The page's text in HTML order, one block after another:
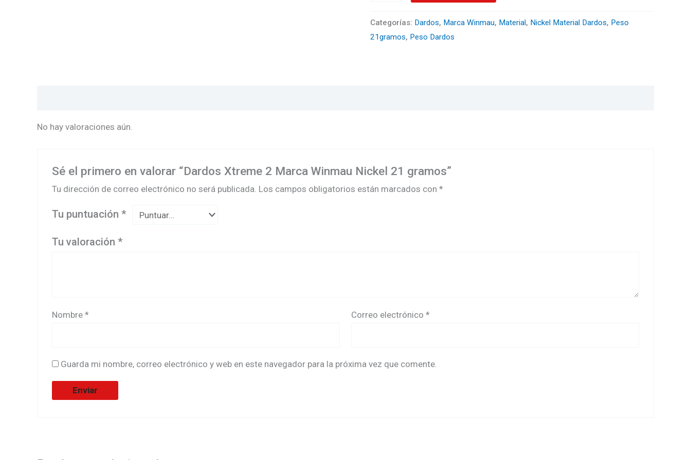
Categorías: Dardos, Marca Winmau, Material , Nickel Material Dardos, Peso
21gramos, Peso Dardos
No hay valoraciones aún.
Sé el primero en valorar “Dardos Xtreme 2 Marca Winmau Nickel 21 gramos”
Tu dirección de correo electrónico no será publicada. Los campos obligatorios están marcados con*
Tu puntuación*
Tu valoración*
Nombre* Correo electrónico*
Guarda mi nombre, correo electrónico y web en este navegador para la próxima vez que comente.